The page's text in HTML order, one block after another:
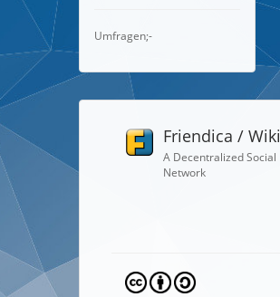
Umfragen;-
Friendica / Wiki
A Decentralized Social
Network